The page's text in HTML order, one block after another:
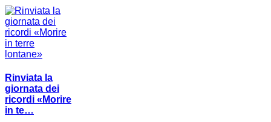
Rinviata la
giornata dei
ricordi «Morire
in te…